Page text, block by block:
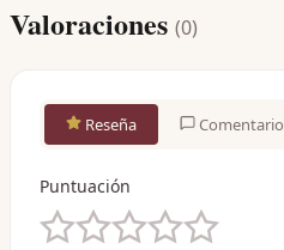
Valoraciones (0)
Reseña Comentario
Puntuación